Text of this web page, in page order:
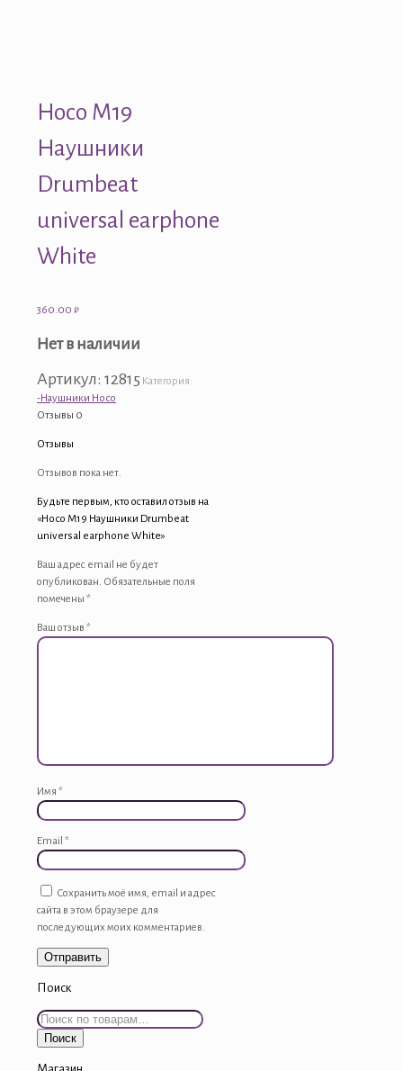
Hoco M19
Наушники
Drumbeat
universal earphone
White
360.00 ₽
Нет в наличии
Артикул: 12815 Категория:
-Наушники Hoco
Отзывы 0
Отзывы
Отзывов пока нет.
Будьте первым, кто оставил отзыв на
«Hoco M19 Наушники Drumbeat
universal earphone White»
Ваш адрес email не будет
опубликован. Обязательные поля
помечены *
Ваш отзыв *
Имя *
Email *
Сохранить моё имя, email и адрес
сайта в этом браузере для
последующих моих комментариев.
Поиск
Искать:
Поиск
Магазин